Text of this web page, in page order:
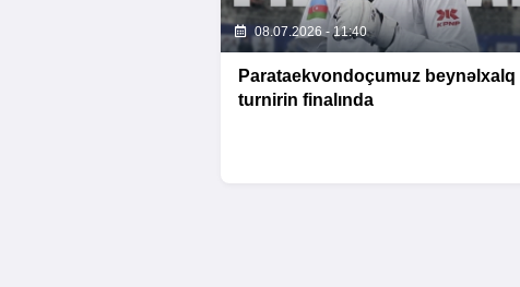
08.07.2026 - 11:40
Parataekvondoçumuz beynəlxalq
turnirin finalında